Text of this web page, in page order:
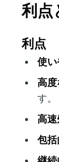
利点
利点
使
高
す。
高
包